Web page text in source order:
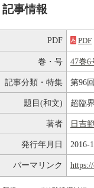
記事情報
PDF PDF
巻・号 47巻6
記事分類・特集 第96
題目(和文) 超臨
著者 日吉
発行年月日 2016-
パーマリンク